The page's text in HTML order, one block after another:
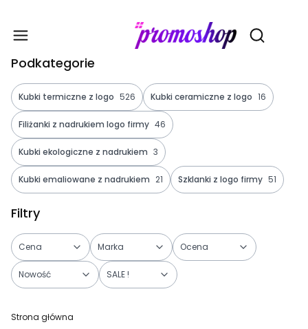
Otwórz
Podkategorie
Kubki termiczne z logo 526 Kubki ceramiczne z logo 16
Filiżanki z nadrukiem logo firmy 46
Kubki ekologiczne z nadrukiem 3
Kubki emaliowane z nadrukiem 21 Szklanki z logo firmy 51
Filtry
Cena Marka Ocena
Nowość SALE !
Strona główna